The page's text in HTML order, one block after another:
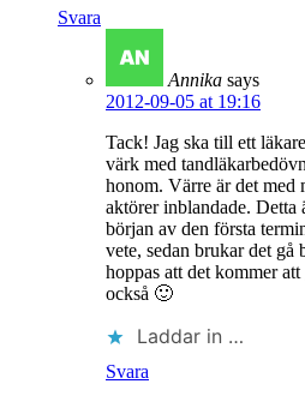
Svara
Annika says
2012-09-05 at 19:16
Tack! Jag ska till ett
värk med
honom. Värre är det med
aktörer inblandade. Detta
början av den första
vete, sedan brukar det
hoppas att det kommer
också 🙂
Laddar in …
Svara